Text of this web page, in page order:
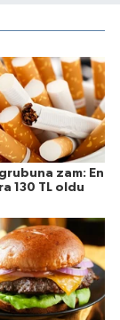
zam: En
130 TL oldu